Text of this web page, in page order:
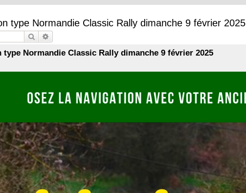
type Normandie Classic Rally dimanche 9 février 2025
Rechercher
Normandie Classic Rally dimanche 9 février 2025